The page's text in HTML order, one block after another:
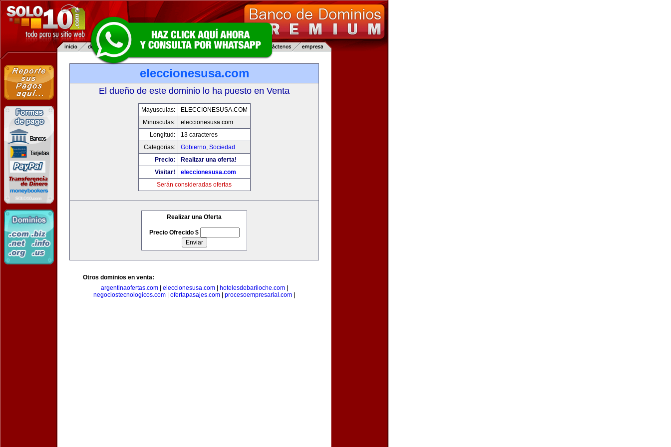
eleccionesusa.com
El dueño de este dominio lo ha puesto en Venta
Mayusculas:
ELECCIONESUSA.COM
Minusculas:
eleccionesusa.com
Longitud:
13 caracteres
Categorias:
Gobierno, Sociedad
Precio:
Realizar una oferta!
Visitar!
eleccionesusa.com
Serán consideradas ofertas
Realizar una Oferta
Precio Ofrecido $
Otros dominios en venta:
argentinaofertas.com| eleccionesusa.com| hotelesdebariloche.com|
negociostecnologicos.com
ofertapasajes.com procesoempresarial.com